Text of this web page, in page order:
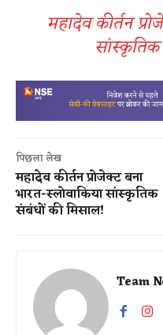
महादेव कीर्तन
पिछला लेख
महादेव कीर्तन प्रोजेक्ट बना
भारत-स्लोवाकिया सांस्कृतिक
संबंधों की मिसाल!
Team